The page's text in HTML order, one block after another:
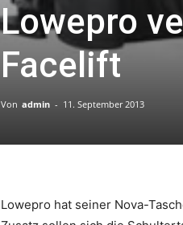
Lowepro
Facelift
Von admin - 11. September 2013
Lowepro hat seiner Nova-